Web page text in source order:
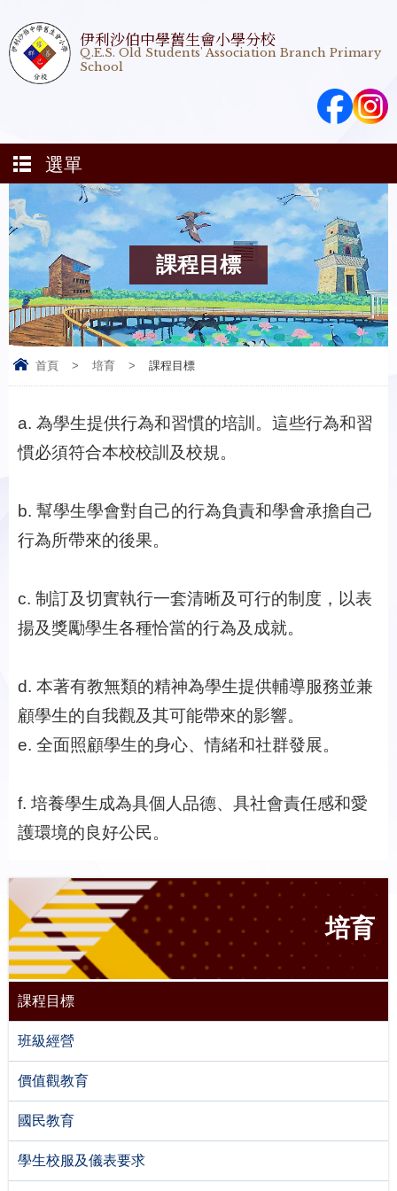
伊利沙伯中學舊生會小學分校
Q.E.S. Old Students' Association Branch Primary
School
選單
課程目標
首頁 > 培育 > 課程目標
a. 為學生提供行為和習慣的培訓。這些行為和習
慣必須符合本校校訓及校規。
b. 幫學生學會對自己的行為負責和學會承擔自己
行為所帶來的後果。
c. 制訂及切實執行一套清晰及可行的制度，以表
揚及獎勵學生各種恰當的行為及成就。
d. 本著有教無類的精神為學生提供輔導服務並兼
顧學生的自我觀及其可能帶來的影響。
e. 全面照顧學生的身心、情緒和社群發展。
f. 培養學生成為具個人品德、具社會責任感和愛
護環境的良好公民。
培育
課程目標
班級經營
價值觀教育
國民教育
學生校服及儀表要求